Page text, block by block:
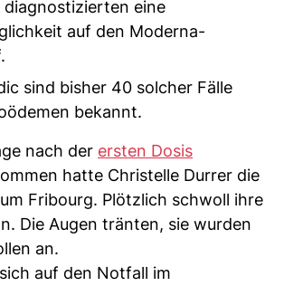
diagnostizierten eine
auf den Moderna-
sind bisher 40 solcher Fälle
bekannt.
nach der ersten Dosis
hatte Christelle Durrer die
Fribourg. Plötzlich schwoll ihre
Die Augen tränten, sie wurden
an.
auf den Notfall im